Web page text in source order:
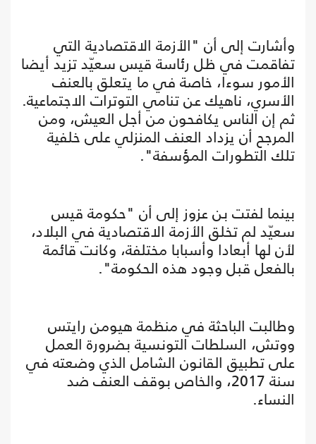
وأشارت إلى أن "الأزمة الاقتصادية التي
تفاقمت في ظل رئاسة قيس سعيّد تزيد أيضا
الأمور سوءا، خاصة في ما يتعلق بالعنف
الأسري، ناهيك عن تنامي التوترات الاجتماعية.
ثم إن الناس يكافحون من أجل العيش، ومن
المرجح أن يزداد العنف المنزلي على خلفية
تلك التطورات المؤسفة".
بينما لفتت بن عزوز إلى أن "حكومة قيس
سعيّد لم تخلق الأزمة الاقتصادية في البلاد،
لأن لها أبعادا وأسبابا مختلفة، وكانت قائمة
بالفعل قبل وجود هذه الحكومة".
وطالبت الباحثة في منظمة هيومن رايتس
ووتش، السلطات التونسية بضرورة العمل
على تطبيق القانون الشامل الذي وضعته في
سنة 2017، والخاص بوقف العنف ضد
النساء.